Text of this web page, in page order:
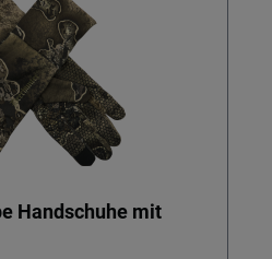
Handschuhe mit